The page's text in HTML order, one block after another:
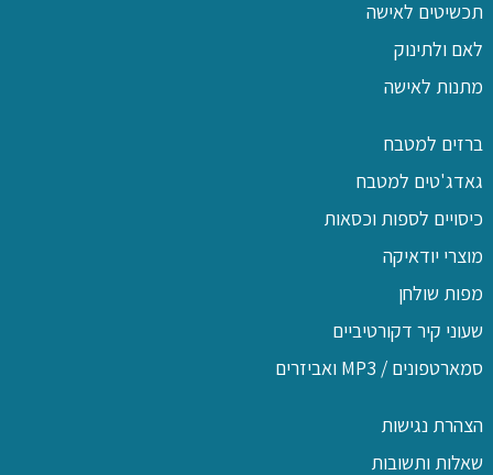
תכשיטים לאישה
לאם ולתינוק
מתנות לאישה
ברזים למטבח
גאדג'טים למטבח
כיסויים לספות וכסאות
מוצרי יודאיקה
מפות שולחן
שעוני קיר דקורטיביים
סמארטפונים / MP3 ואביזרים
הצהרת נגישות
שאלות ותשובות